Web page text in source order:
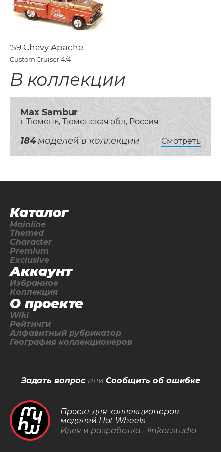
'59 Chevy Apache
Custom Cruiser4/4
В коллекции
Max Sambur
г Тюмень, Тюменская обл, Россия
184моделей в коллекции Смотреть
Каталог
Mainline
Themed
Character
Premium
Exclusive
Аккаунт
Избранное
Коллекция
О проекте
Wiki
Рейтинги
Алфавитный рубрикатор
География коллекционеров
Проект для коллекционеров
моделей Hot Wheels
Идея и разработка - linkor.studio
Задать вопросили Сообщить об ошибке